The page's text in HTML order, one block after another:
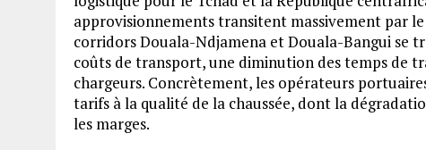
approvisionnements transitent massivement par
corridors Douala-Ndjamena et Douala-Bangui se
coûts de transport, une diminution des temps de
chargeurs. Concrètement, les opérateurs
tarifs à la qualité de la chaussée, dont la
les marges.